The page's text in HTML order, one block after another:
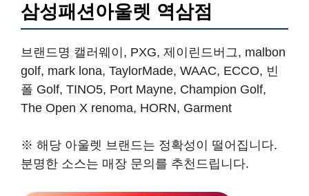
삼성패션아울렛 역삼점
브랜드명 캘러웨이, PXG, 제이린드버그, malbon
golf, mark lona, TaylorMade, WAAC, ECCO, 빈
폴 Golf, TINO5, Port Mayne, Champion Golf,
The Open X renoma, HORN, Garment
※ 해당 아울렛 브랜드는 정확성이 떨어집니다.
분명한 소스는 매장 문의를 추천드립니다.